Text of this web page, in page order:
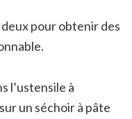
pour obtenir des
l’ustensile à
un séchoir à pâte